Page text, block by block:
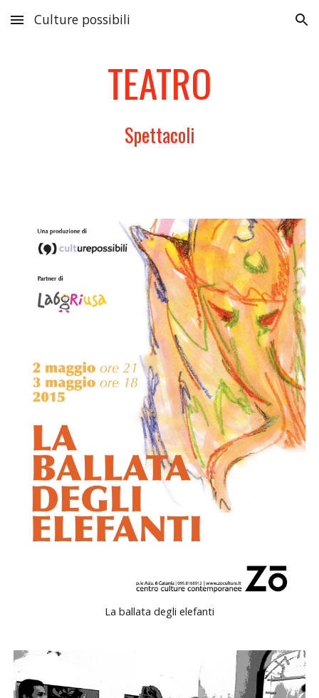
Skip to main content Skip to navigation
Culture possibili
TEATRO
Spettacoli
La ballata degli elefanti